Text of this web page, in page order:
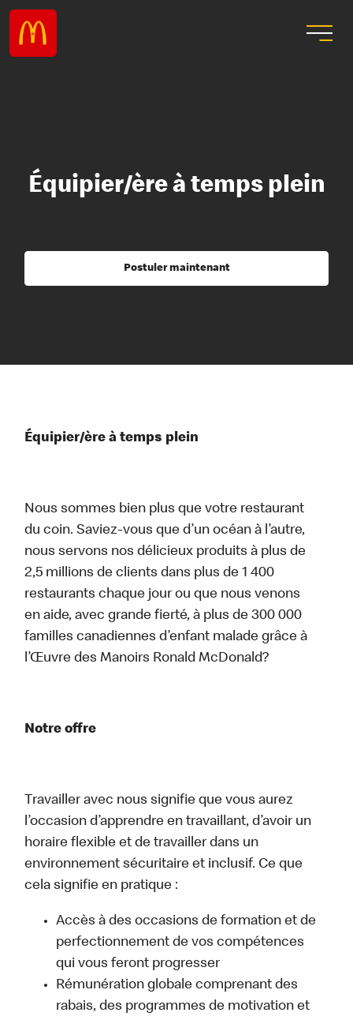
Équipier/ère à temps plein
Postuler maintenant
Équipier/ère à temps plein
Nous sommes bien plus que votre restaurant
du coin. Saviez-vous que d’un océan à l’autre,
nous servons nos délicieux produits à plus de
2,5 millions de clients dans plus de 1 400
restaurants chaque jour ou que nous venons
en aide, avec grande fierté, à plus de 300 000
familles canadiennes d’enfant malade grâce à
l’Œuvre des Manoirs Ronald McDonald?
Notre offre
Travailler avec nous signifie que vous aurez
l’occasion d’apprendre en travaillant, d’avoir un
horaire flexible et de travailler dans un
environnement sécuritaire et inclusif. Ce que
cela signifie en pratique :
Accès à des occasions de formation et de
perfectionnement de vos compétences
qui vous feront progresser
Rémunération globale comprenant des
rabais, des programmes de motivation et